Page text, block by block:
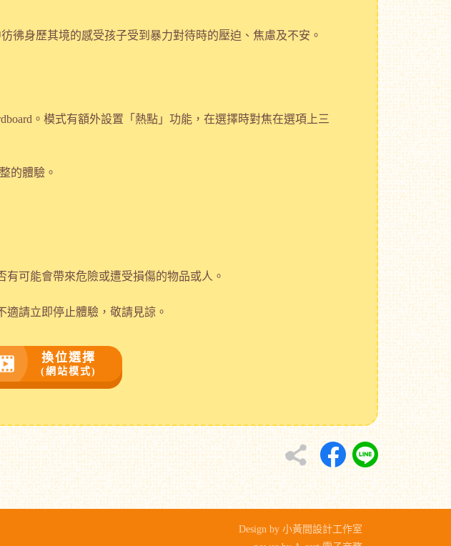
彿身歷其境的感受孩子受到暴力對待時的壓迫、焦慮及不安。
。模式有額外設置「熱點」功能，在選擇時對焦在選項上三
的體驗。
可能會帶來危險或遭受損傷的物品或人。
請立即停止體驗，敬請見諒。
換位選擇
(網站模式)
Design by 小黃間設計工作室